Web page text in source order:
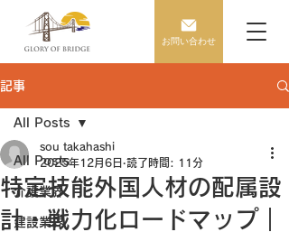
お問い合わせ
記事
All Posts
介護業界
建設業界
All Posts
特定技能外国人材の配属設
計・戦力化ロードマップ｜
sou takahashi
2025年12月6日 読了時間: 11分